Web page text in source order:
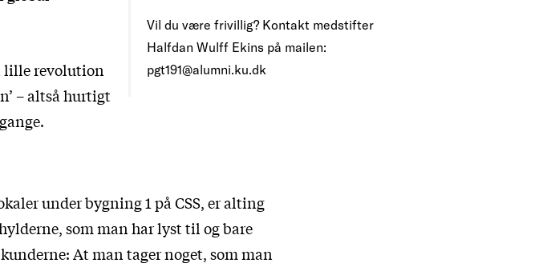
Vil du være frivillig? Kontakt medstifter
Halfdan Wulff Ekins på mailen:
pgt191@alumni.ku.dk
lille revolution
– altså hurtigt
under bygning 1 på CSS, er alting
som man har lyst til og bare
At man tager noget, som man